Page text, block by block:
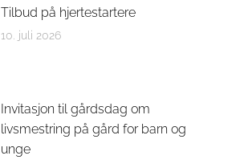
Tilbud på hjertestartere
10. juli 2026
Invitasjon til gårdsdag om
livsmestring på gård for barn og
unge